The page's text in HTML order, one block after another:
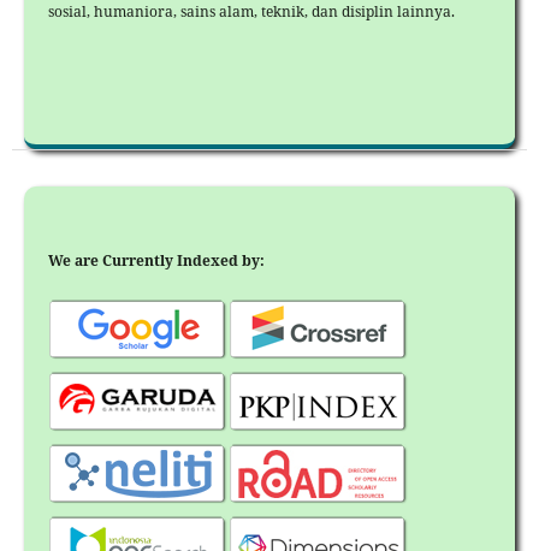
sosial, humaniora, sains alam, teknik, dan disiplin lainnya.
We are Currently Indexed by: